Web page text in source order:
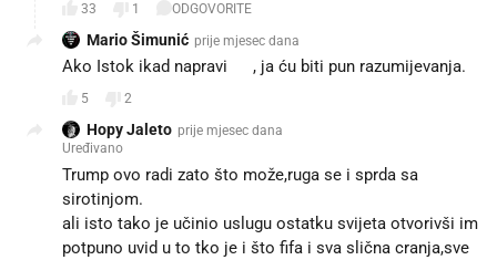
33 1 ODGOVORITE
Mario Šimunić prije mjesec dana
Ako Istok ikad napravi 🍄, ja ću biti pun razumijevanja.
5 2
Hopy Jaleto prije mjesec dana
Uređivano
Trump ovo radi zato što može,ruga se i sprda sa
sirotinjom.
ali isto tako je učinio uslugu ostatku svijeta otvorivši im
potpuno uvid u to tko je i što fifa i sva slična cranja,sve